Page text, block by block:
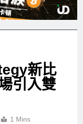
新比
引入雙
1 Mins